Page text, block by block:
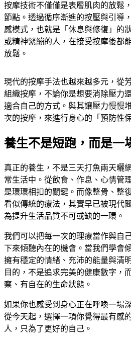
按摩技術不僅僅是表層肌肉的放鬆
節點。透過循序漸進的按壓與引導
感模式，也就是「休息與修復」的
或精神緊繃的人，在接受按摩後都
放鬆。
現代的按摩手法也越來越多元，從
組織按摩，不論你是想要消除壓力
適合自己的方式。與其讓壓力慢慢
次的按摩，來進行身心的「預防性
養生不是短跑，而是一
真正的養生，不是三天打魚兩天曬
常生活中。從飲食、作息、心情管
是環環相扣的關鍵。而像整骨、整
看似傳統的療法，其實早已被現代
為提升生活品質不可或缺的一環。
我們可以把每一次的理療當作與自
下來傾聽內在的機會。當我們學會
擁有穩定的情緒、充沛的能量與清
目的，不是追求完美的健康數字，
察、有自在的生命狀態。
如果你也感受到身心正在呼喚一場
從今天起，選擇一項你覺得最有感
人，只為了更好的自己。